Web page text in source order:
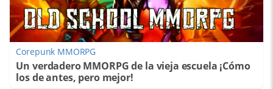
Corepunk MMORPG
Un verdadero MMORPG de la vieja escuela ¡Cómo
los de antes, pero mejor!